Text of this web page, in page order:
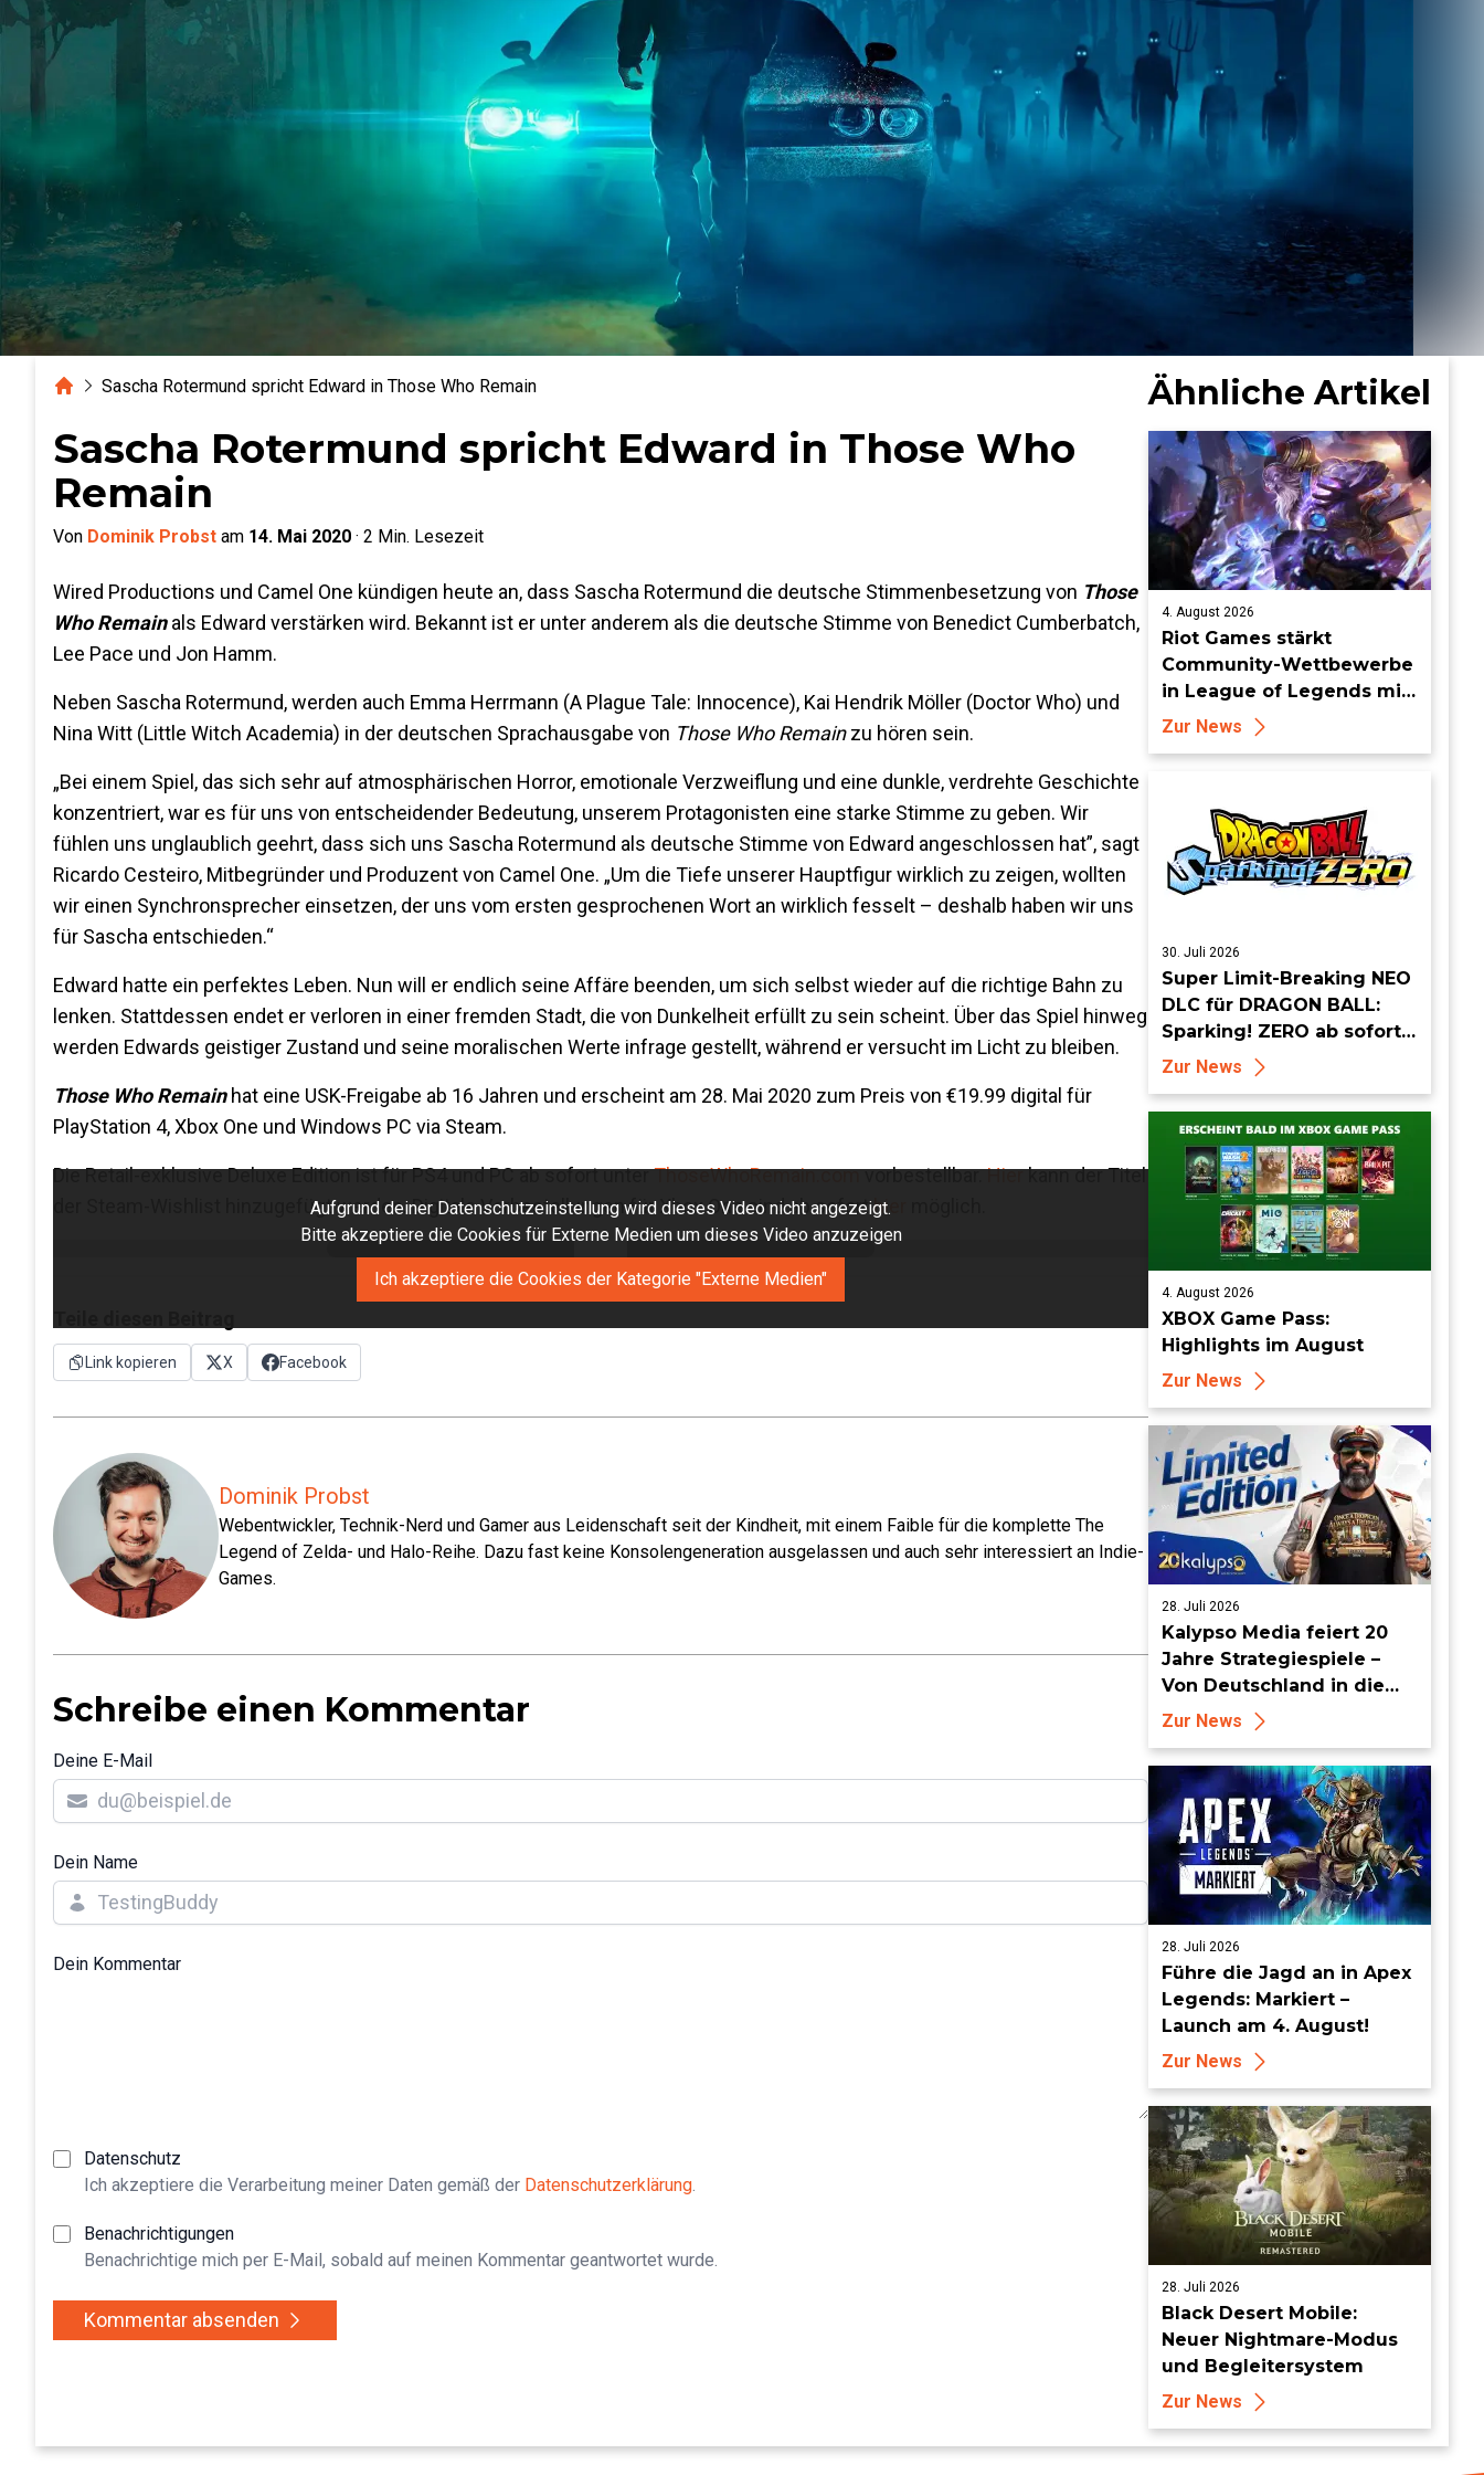
HomeSascha Rotermund spricht Edward in Those Who Remain
Sascha Rotermund spricht Edward in Those Who
Remain
Von Dominik Probst am 14. Mai 2020 · 2 Min. Lesezeit
Wired Productions und Camel One kündigen heute an, dass Sascha Rotermund die deutsche Stimmenbesetzung von Those
Who Remainals Edward verstärken wird. Bekannt ist er unter anderem als die deutsche Stimme von Benedict Cumberbatch,
Lee Pace und Jon Hamm.
Neben Sascha Rotermund, werden auch Emma Herrmann (A Plague Tale: Innocence), Kai Hendrik Möller (Doctor Who) und
Nina Witt (Little Witch Academia) in der deutschen Sprachausgabe von Those Who Remainzu hören sein.
„Bei einem Spiel, das sich sehr auf atmosphärischen Horror, emotionale Verzweiflung und eine dunkle, verdrehte Geschichte
konzentriert, war es für uns von entscheidender Bedeutung, unserem Protagonisten eine starke Stimme zu geben. Wir
fühlen uns unglaublich geehrt, dass sich uns Sascha Rotermund als deutsche Stimme von Edward angeschlossen hat”, sagt
Ricardo Cesteiro, Mitbegründer und Produzent von Camel One. „Um die Tiefe unserer Hauptfigur wirklich zu zeigen, wollten
wir einen Synchronsprecher einsetzen, der uns vom ersten gesprochenen Wort an wirklich fesselt – deshalb haben wir uns
für Sascha entschieden.“
Edward hatte ein perfektes Leben. Nun will er endlich seine Affäre beenden, um sich selbst wieder auf die richtige Bahn zu
lenken. Stattdessen endet er verloren in einer fremden Stadt, die von Dunkelheit erfüllt zu sein scheint. Über das Spiel hinweg
werden Edwards geistiger Zustand und seine moralischen Werte infrage gestellt, während er versucht im Licht zu bleiben.
Those Who Remainhat eine USK-Freigabe ab 16 Jahren und erscheint am 28. Mai 2020 zum Preis von €19.99 digital für
PlayStation 4, Xbox One und Windows PC via Steam.
Die Retail-exklusive Deluxe Edition ist für PS4 und PC ab sofort unterThoseWhoRemain.comvorbestellbar.Hierkann der Titel
der Steam-Wishlist hinzugefügt werden. Digitale Vorbestellungen für Xbox One sind ab soforthier
Aufgrund deiner Datenschutzeinstellung wird dieses Video nicht angezeigt.
Bitte akzeptiere die Cookies für Externe Medien um dieses Video anzuzeigen
Ich akzeptiere die Cookies der Kategorie "Externe Medien"
Link kopieren X Facebook
Dominik Probst
Webentwickler, Technik-Nerd und Gamer aus Leidenschaft seit der Kindheit, mit einem Faible für die komplette The
Legend of Zelda- und Halo-Reihe. Dazu fast keine Konsolengeneration ausgelassen und auch sehr interessiert an Indie-
Games.
Schreibe einen Kommentar
Deine E-Mail
Dein Name
Dein Kommentar
Datenschutz
Ich akzeptiere die Verarbeitung meiner Daten gemäß der Datenschutzerklärung.
Benachrichtigungen
Benachrichtige mich per E-Mail, sobald auf meinen Kommentar geantwortet wurde.
Kommentar absenden
Ähnliche Artikel
4. August 2026
Riot Games stärkt
Community-Wettbewerbe
in League of Legends mit
neuen Organized-Play-
Zur News
30. Juli 2026
Super Limit-Breaking NEO
DLC für DRAGON BALL:
Sparking! ZERO ab sofort
erhältlich
Zur News
4. August 2026
XBOX Game Pass:
Highlights im August
Zur News
28. Juli 2026
Kalypso Media feiert 20
Jahre Strategiespiele –
Von Deutschland in die
Welt
Zur News
28. Juli 2026
Führe die Jagd an in Apex
Legends: Markiert –
Launch am 4. August!
Zur News
28. Juli 2026
Black Desert Mobile:
Neuer Nightmare-Modus
und Begleitersystem
Zur News